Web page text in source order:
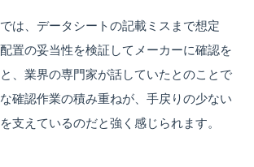
は、データシートの記載ミスまで想定
置の妥当性を検証してメーカーに確認を
、業界の専門家が話していたとのことで
確認作業の積み重ねが、手戻りの少ない
支えているのだと強く感じられます。